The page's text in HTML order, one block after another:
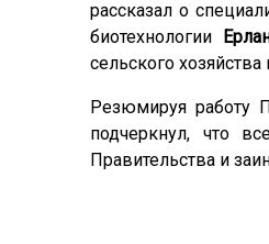
рассказал о
биотехнологии
сельского хозяйства
Резюмируя работу
подчеркнул, что
Правительства и